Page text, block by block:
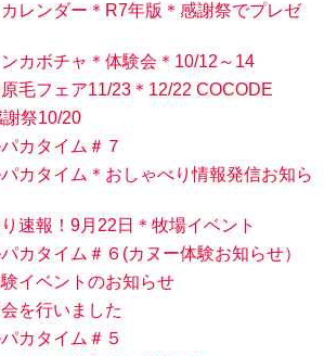
レンダー＊R7年版＊感謝祭でプレゼ
カボチャ＊体験会＊10/12～14
毛フェア11/23＊12/22 COCODE
祭10/20
カタイム＃７
カタイム＊おしゃべり情報発信お知ら
速報！9月22日＊牧場イベント
カタイム＃６(カヌー体験お知らせ）
イベントのお知らせ
を行いました
カタイム＃５